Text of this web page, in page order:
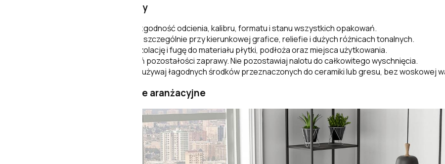
Wskazówki dla wykonawcy
Przed klejeniem sprawdź zgodność odcienia, kalibru, formatu i stanu wszystkich opakowań.
Rozplanuj układ na sucho, szczególnie przy kierunkowej grafice, reliefie i dużych różnicach tonalnych.
Dobierz klej, grunt, hydroizolację i fugę do materiału płytki, podłoża oraz miejsca użytkowania.
Po fugowaniu szybko usuń pozostałości zaprawy. Nie pozostawiaj nalotu do całkowitego wyschnięcia.
Do codziennej pielęgnacji używaj łagodnych środków przeznaczonych do ceramiki lub gresu, bez woskowej
Zdjęcia, detale i inspiracje aranżacyjne